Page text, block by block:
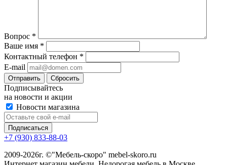
Вопрос *
Ваше имя *
Контактный телефон *
E-mail
Сбросить
Подписывайтесь
на новости и акции
Новости магазина
+7 (930) 833-88-03
2009-2026г. ©"Мебель-скоро" mebel-skoro.ru